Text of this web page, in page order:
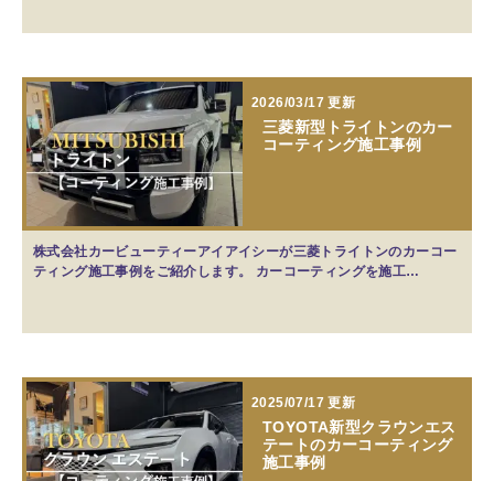
2026/03/17 更新
三菱新型トライトンのカー
コーティング施工事例
株式会社カービューティーアイアイシーが三菱トライトンのカーコー
ティング施工事例をご紹介します。 カーコーティングを施工…
2025/07/17 更新
TOYOTA新型クラウンエス
テートのカーコーティング
施工事例